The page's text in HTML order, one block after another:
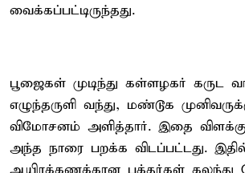
வைக்கப்பட்டிருந்தது.
பூஜைகள் முடிந்து கள்ளழகர் கருட
எழுந்தருளி வந்து, மண்டூக
விமோசனம் அளித்தார். இதை
அந்த நாரை பறக்க விடப்பட்டது.